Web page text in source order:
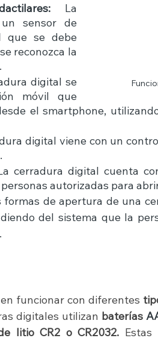
La
sensor de
que se debe
reconozca la
digital se
móvil que
el smartphone,
digital viene con un
cerradura digital cuenta
autorizadas para
del sistema que la
funcionar con diferentes
digitales utilizan baterías
litio CR2 o CR2032.